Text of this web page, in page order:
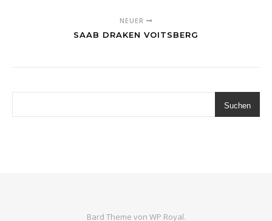
NEUER
SAAB DRAKEN VOITSBERG
Suchen
Bard Theme von WP Royal.